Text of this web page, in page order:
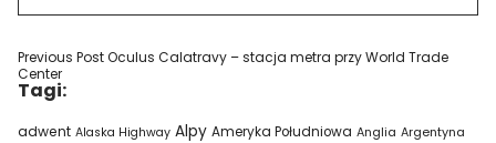
Previous PostOculus Calatravy – stacja metra przy World Trade
Center
Tagi:
adwent Alaska Highway Alpy Ameryka Południowa Anglia Argentyna